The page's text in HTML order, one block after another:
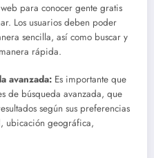
para conocer gente gratis
Los usuarios deben poder
sencilla, así como buscar y
rápida.
avanzada: Es importante que
de búsqueda avanzada, que
según sus preferencias
ubicación geográfica,